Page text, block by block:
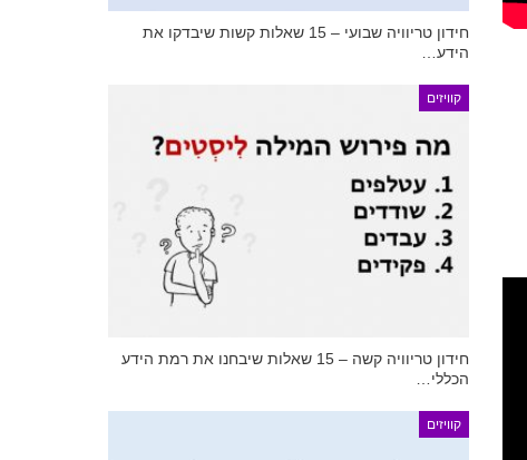
חידון טריוויה שבועי – 15 שאלות קשות שיבדקו את
הידע…
קוויזים
חידון טריוויה קשה – 15 שאלות שיבחנו את רמת הידע
הכללי…
קוויזים